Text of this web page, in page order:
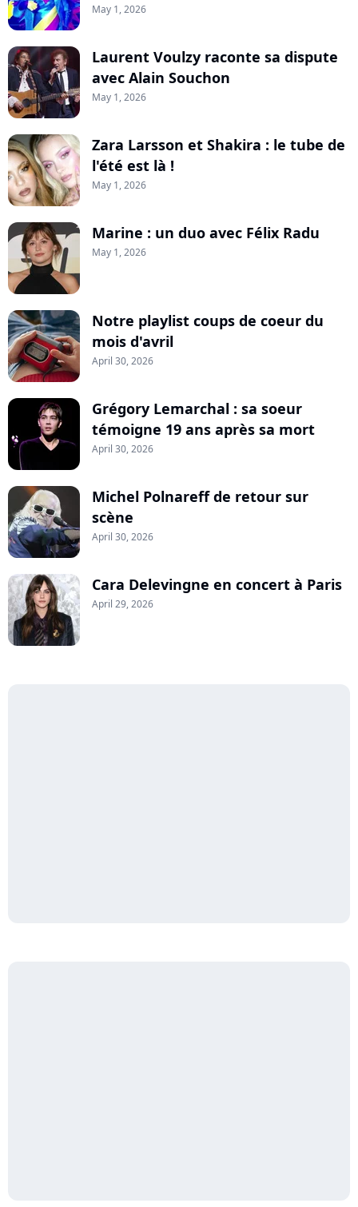
May 1, 2026
Laurent Voulzy raconte sa dispute
avec Alain Souchon
May 1, 2026
Zara Larsson et Shakira : le tube de
l'été est là !
May 1, 2026
Marine : un duo avec Félix Radu
May 1, 2026
Notre playlist coups de coeur du
mois d'avril
April 30, 2026
Grégory Lemarchal : sa soeur
témoigne 19 ans après sa mort
April 30, 2026
Michel Polnareff de retour sur
scène
April 30, 2026
Cara Delevingne en concert à Paris
April 29, 2026